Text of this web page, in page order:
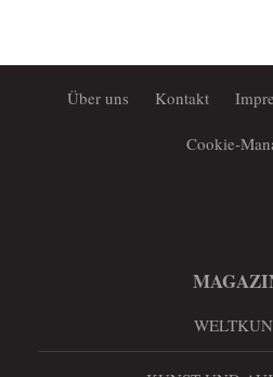
Über uns Kontakt
Cookie-